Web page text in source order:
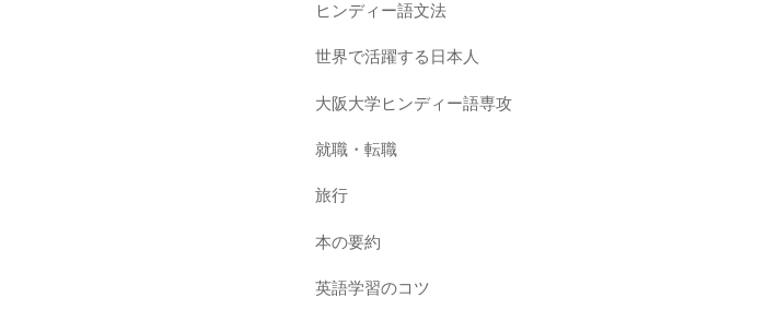
ヒンディー語文法
世界で活躍する日本人
大阪大学ヒンディー語専攻
就職・転職
旅行
本の要約
英語学習のコツ